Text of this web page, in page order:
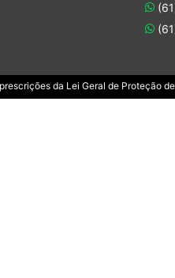
da Lei Geral de Proteção